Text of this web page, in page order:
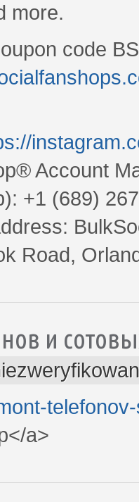
more.
code
Account
+1 (689)
Road,
и
a>